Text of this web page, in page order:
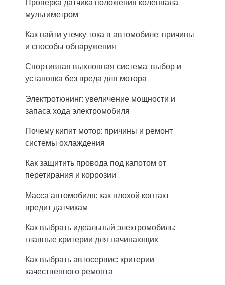
мультиметром
Как найти утечку тока в автомобиле: причины
и способы обнаружения
Спортивная выхлопная система: выбор и
установка без вреда для мотора
Электротюнинг: увеличение мощности и
запаса хода электромобиля
Почему кипит мотор: причины и ремонт
системы охлаждения
Как защитить провода под капотом от
перетирания и коррозии
Масса автомобиля: как плохой контакт
вредит датчикам
Как выбрать идеальный электромобиль:
главные критерии для начинающих
Как выбрать автосервис: критерии
качественного ремонта